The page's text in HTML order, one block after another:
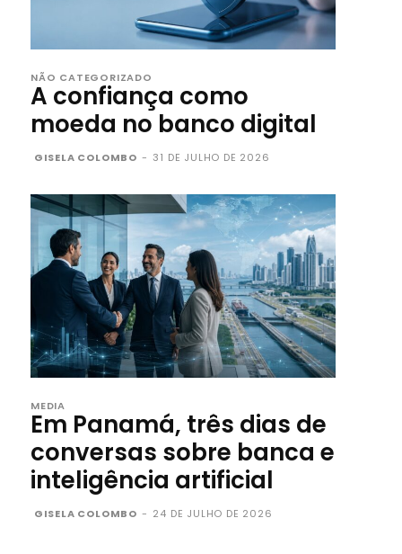
NÃO CATEGORIZADO
A confiança como
moeda no banco digital
GISELA COLOMBO - 31 DE JULHO DE 2026
MEDIA
Em Panamá, três dias de
conversas sobre banca e
inteligência artificial
GISELA COLOMBO - 24 DE JULHO DE 2026